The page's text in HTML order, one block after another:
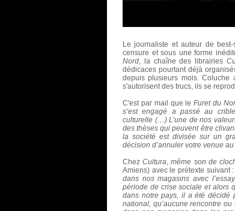
Le journaliste et auteur de
censure et sous une forme
Nord, la chaîne des librairies
dédicaces pourtant déjà
depuis plusieurs mois. Coluche
s'autorisent des trucs, ils se
C'est par mail que leFuret du
s’est engagé a passé au
culturelle (…) L’une de nos
des thèses qui peuvent être
la société est divisée sur un
décision d’annuler votre venue
ChezCultura,même son de
Amiens) avec le prétexte suivant :
dans nos magasins avec
période de crise sociale et alors
dans notre pays, il a été décidé
national, qu’aucune rencontre